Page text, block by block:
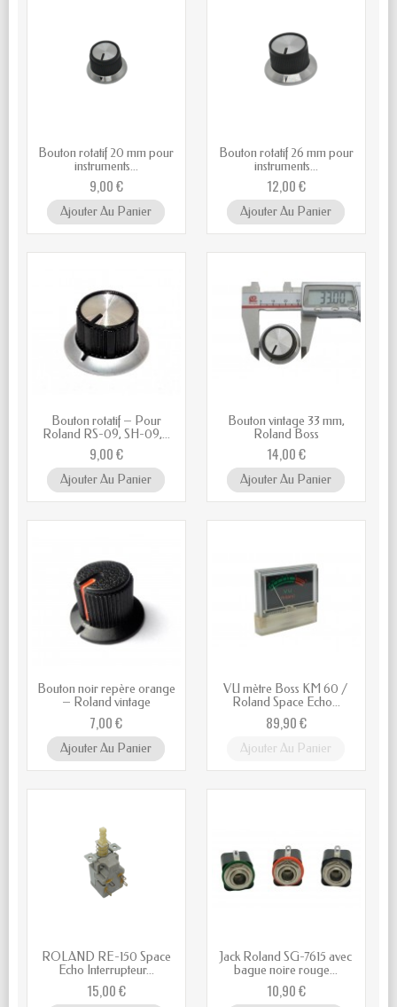
Bouton rotatif 20 mm pour
instruments...
9,00 €
Ajouter Au Panier
Bouton rotatif 26 mm pour
instruments...
12,00 €
Ajouter Au Panier
Bouton rotatif – Pour
Roland RS-09, SH-09,...
9,00 €
Ajouter Au Panier
Bouton vintage 33 mm,
Roland Boss
14,00 €
Ajouter Au Panier
Bouton noir repère orange
– Roland vintage
7,00 €
Ajouter Au Panier
VU mètre Boss KM 60 /
Roland Space Echo...
89,90 €
Ajouter Au Panier
ROLAND RE-150 Space
Echo Interrupteur...
15,00 €
Jack Roland SG-7615 avec
bague noire rouge...
10,90 €